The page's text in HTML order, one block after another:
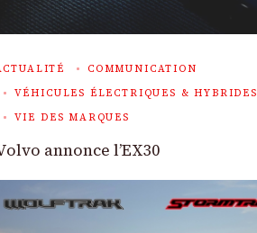
COMMUNICATION
VÉHICULES ÉLECTRIQUES & HYBRIDES
VIE DES MARQUES
annonce l’EX30